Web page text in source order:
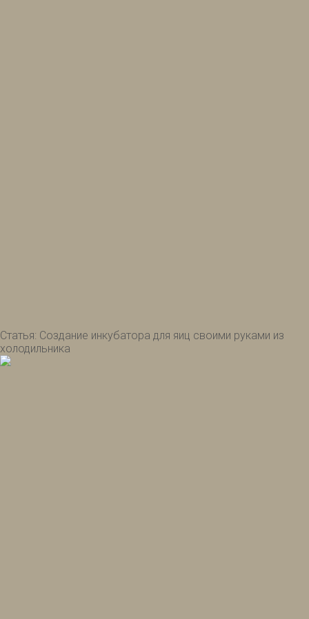
Статья: Создание инкубатора для яиц своими руками из
холодильника